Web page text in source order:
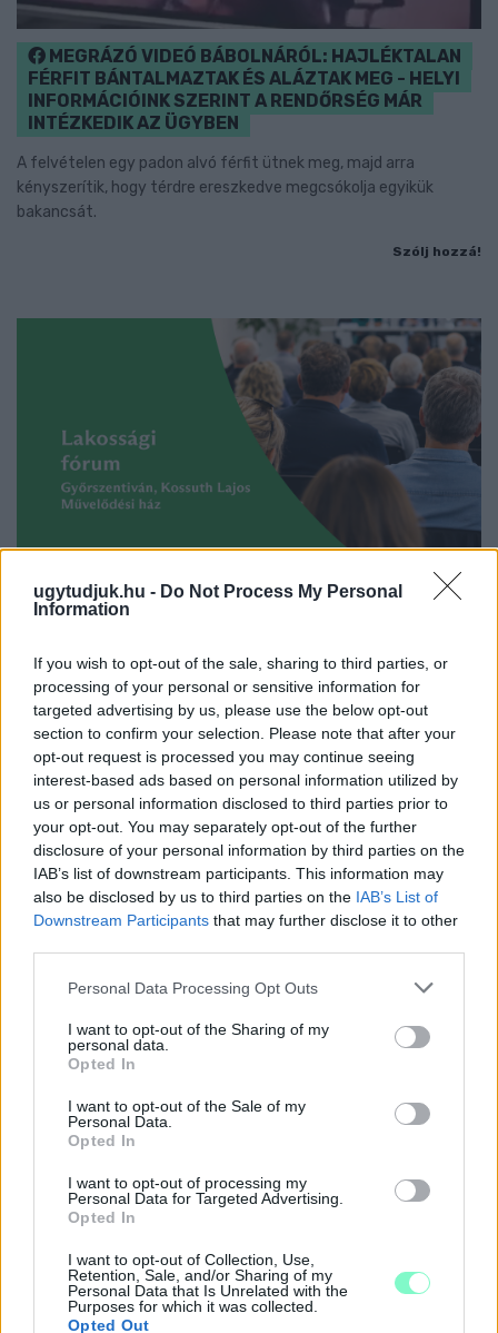
ugytudjuk.hu - Do Not Process My Personal
Information
If you wish to opt-out of the sale, sharing to third parties, or
processing of your personal or sensitive information for
targeted advertising by us, please use the below opt-out
section to confirm your selection. Please note that after your
opt-out request is processed you may continue seeing
interest-based ads based on personal information utilized by
us or personal information disclosed to third parties prior to
your opt-out. You may separately opt-out of the further
disclosure of your personal information by third parties on the
IAB’s list of downstream participants. This information may
also be disclosed by us to third parties on the IAB’s List of
Downstream Participants that may further disclose it to other
Please note that this website/app uses one or more Google
not limited to your visit or usage behaviour. You may click to
grant or deny consent to Google and its third-party tags to
use your data for below specified purposes in below Google
consent section.
Personal Data Processing Opt Outs
I want to opt-out of the Sharing of my
personal data.
Opted In
I want to opt-out of the Sale of my
Personal Data.
Opted In
I want to opt-out of processing my
Personal Data for Targeted Advertising.
Opted In
I want to opt-out of Collection, Use,
Retention, Sale, and/or Sharing of my
Personal Data that Is Unrelated with the
Purposes for which it was collected.
Opted Out
MEGRÁZÓ VIDEÓ BÁBOLNÁRÓL: HAJLÉKTALAN
FÉRFIT BÁNTALMAZTAK ÉS ALÁZTAK MEG - HELYI
INFORMÁCIÓINK SZERINT A RENDŐRSÉG MÁR
INTÉZKEDIK AZ ÜGYBEN
A felvételen egy padon alvó férfit ütnek meg, majd arra
kényszerítik, hogy térdre ereszkedve megcsókolja egyikük
bakancsát.
Szólj hozzá!
LAKOSSÁGI FÓRUMON MUTATJÁK BE A
GYŐRSZENTIVÁNI KÖR TÉR FELÚJÍTÁSÁNAK
TERVEIT
Augusztus 6-án a beruházás ütemezéséről és az új kerékpárút
építéséről is tájékoztatják az érdeklődőket.
Szólj hozzá!
A NAPOKBAN BEFEJEZŐDIK A GYŐRI
DÍSZKIVILÁGÍTÁS LEKAPCSOLÁSA
A város 77 helyszínén zajlik a munkavégzés, a Győr Projekt
kezelésében lévő épületek egy részét is érinti az intézkedés.